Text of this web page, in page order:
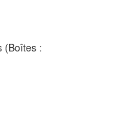
(Boîtes :
1896-1930
1963-1989